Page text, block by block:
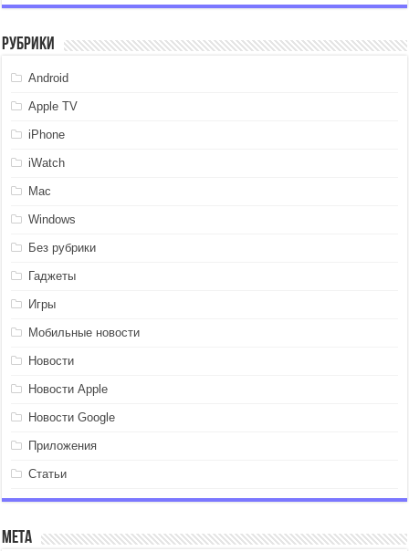
Рубрики
Android
Apple TV
iPhone
iWatch
Mac
Windows
Без рубрики
Гаджеты
Игры
Мобильные новости
Новости
Новости Apple
Новости Google
Приложения
Статьи
Мета